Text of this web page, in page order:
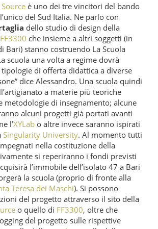
è uno dei tre vincitori del bando
del Sud Italia. Ne parlo con
dello studio di design della
FF3300 che insieme a altri soggetti (in
Bari) stanno costruendo La Scuola
scuola una volta a regime dovrà
di offerta didattica a diverse
dice Alessandro. Una scuola quindi
a materie più teoriche
metodologie di insegnamento; alcune
alcuni progetti già portati avanti
l’XYLab o altre invece saranno ispirati
Singularity University. Al momento tutti
nella costituzione della
si reperiranno i fondi previsti
l’immobile dell’isolato 47 a Bari
la scuola (proprio di fronte alla
Teresa dei Maschi). Si possono
del progetto attraverso il sito della
o quello di FF3300, oltre che
del progetto sulle rispettive